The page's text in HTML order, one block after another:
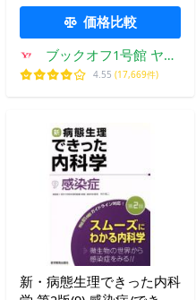
価格比較
ブックオフ1号館 ヤフ
ーショッピング店
4.55 (17,669件)
新・病態生理できった内科